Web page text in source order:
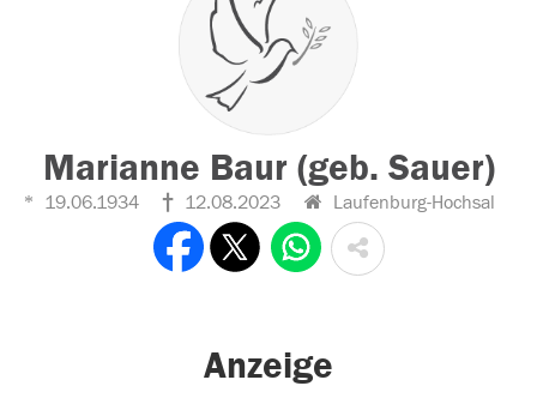
Marianne Baur (geb. Sauer)
19.06.1934 12.08.2023 Laufenburg-Hochsal
Anzeige